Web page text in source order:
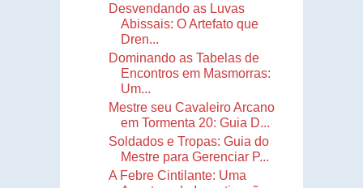
Desvendando as Luvas
Abissais: O Artefato que
Dren...
Dominando as Tabelas de
Encontros em Masmorras:
Um...
Mestre seu Cavaleiro Arcano
em Tormenta 20: Guia D...
Soldados e Tropas: Guia do
Mestre para Gerenciar P...
A Febre Cintilante: Uma